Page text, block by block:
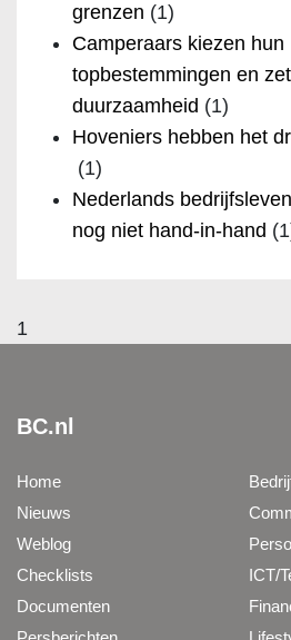
grenzen (1)
Camperaars kiezen hun
topbestemmingen en
duurzaamheid (1)
Hoveniers hebben het
(1)
Nederlands
nog niet hand-in-hand
1
BC.nl
Home
Nieuws
Weblog
Checklists
Documenten
ICT/